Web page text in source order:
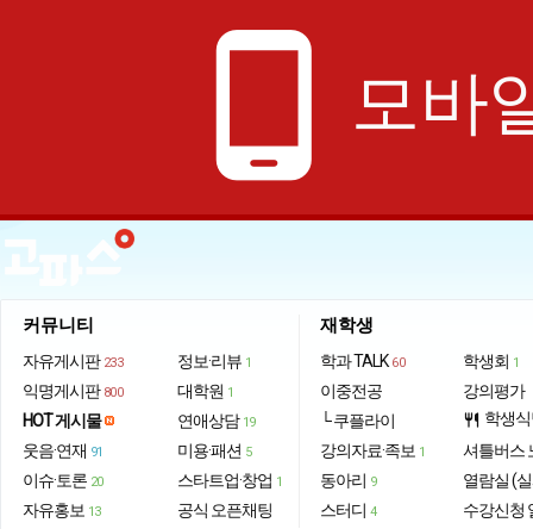
phone_android 모바
커뮤니티
자유게시판 233
익명게시판 800
HOT 게시물
웃음·연재 91
이슈·토론 20
자유홍보 13
정보·리뷰 1
대학원 1
연애상담 19
미용·패션 5
스타트업·창업 1
공식 오픈채팅
재학생
학과 TALK 60
이중전공
└ 쿠플라이
강의자료·족보 1
동아리 9
스터디 4
학생회 1
강의평가
restaurant 학생
셔틀버스
열람실 (
수강신청